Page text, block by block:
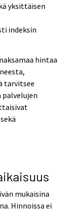
yksittäisen
indeksin
hintaa
tarvitsee
palvelujen
mukaisina
Hinnoissa ei